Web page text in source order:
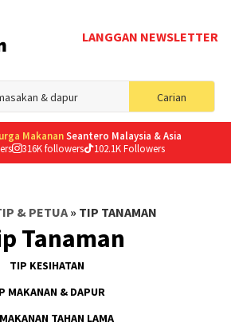
LANGGAN NEWSLETTER
Carian
for:
MakananSeantero Malaysia & Asia
316K followers 102.1K Followers
& PETUA » TIP TANAMAN
Tanaman
TIP KESIHATAN
MAKANAN & DAPUR
TAHAN LAMA